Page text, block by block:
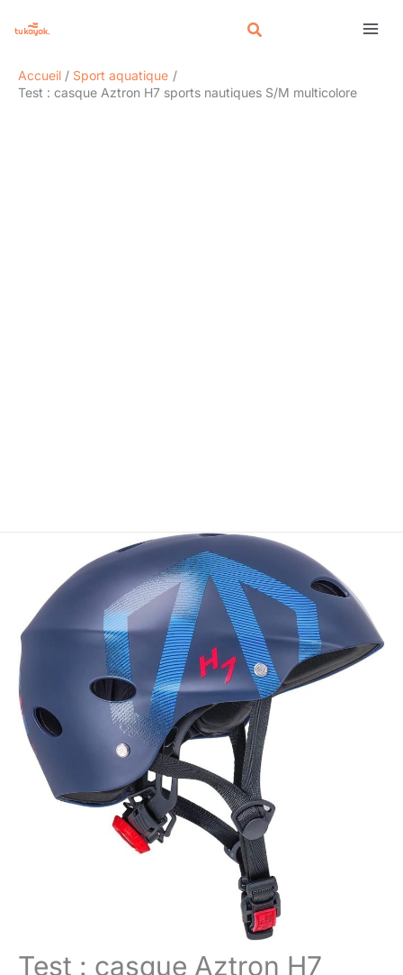
Accueil
Sport aquatique
Test : casque Aztron H7 sports nautiques S/M multicolore
Test : casque Aztron H7